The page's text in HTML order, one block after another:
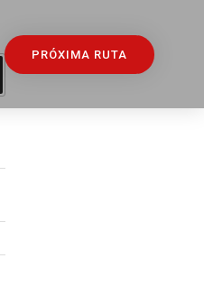
PRÓXIMA RUTA